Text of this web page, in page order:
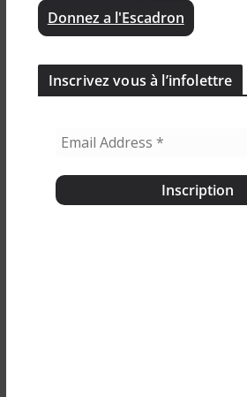
Donnez a l'Escadron
Inscrivez vous à l’infolettre